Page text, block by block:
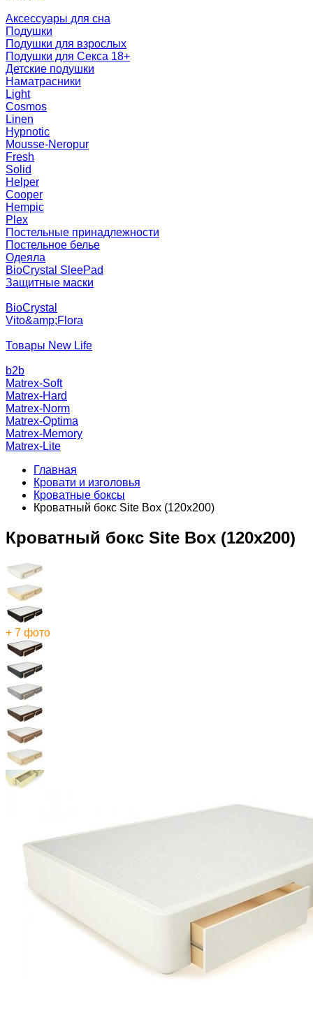
Аксессуары для сна
Подушки
Подушки для взрослых
Подушки для Секса 18+
Детские подушки
Наматрасники
Light
Cosmos
Linen
Hypnotic
Mousse-Neropur
Fresh
Solid
Helper
Cooper
Hempic
Plex
Постельные принадлежности
Постельное белье
Одеяла
BioCrystal SleePad
Защитные маски
BioCrystal
Vito&amp;Flora
Товары New Life
b2b
Matrex-Soft
Matrex-Hard
Matrex-Norm
Matrex-Optima
Matrex-Memory
Matrex-Lite
Главная
Кровати и изголовья
Кроватные боксы
Кроватный бокс Site Box (120x200)
Кроватный бокс Site Box (120x200)
+ 7 фото